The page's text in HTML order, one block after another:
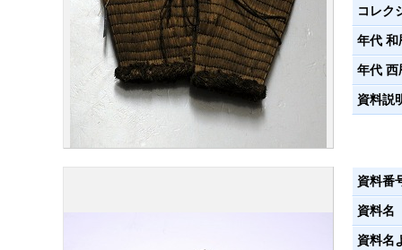
コレク
年代 和
年代 西
資料説
資料番
資料名
資料名